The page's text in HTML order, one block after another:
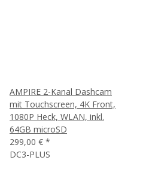
AMPIRE 2-Kanal Dashcam
mit Touchscreen, 4K Front,
1080P Heck, WLAN, inkl.
64GB microSD
299,00 € *
DC3-PLUS